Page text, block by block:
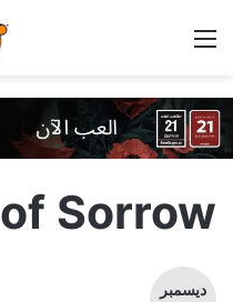
القائمة
Sorrow
ديسمبر